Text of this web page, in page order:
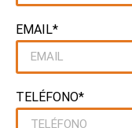
EMAIL*
TELÉFONO*